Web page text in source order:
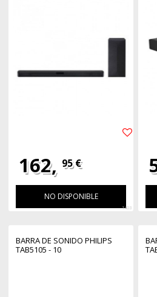
162, 95 €
NO DISPONIBLE
1403
BARRA DE SONIDO PHILIPS
TAB5105 - 10